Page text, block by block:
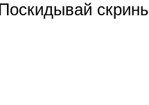
Поскидывай